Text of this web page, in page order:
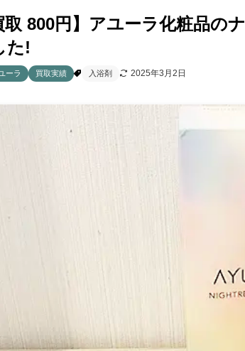
取 800円】アユーラ化粧品
た!
ーラ 買取実績 入浴剤 2025年3月2日